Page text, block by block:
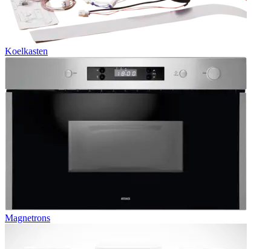
Koelkasten
Magnetrons